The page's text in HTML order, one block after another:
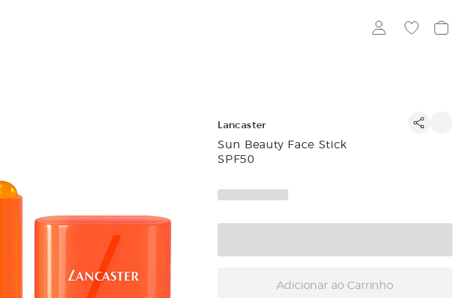
Lancaster
Sun Beauty Face Stick
SPF50
Adicionar ao Carrinho